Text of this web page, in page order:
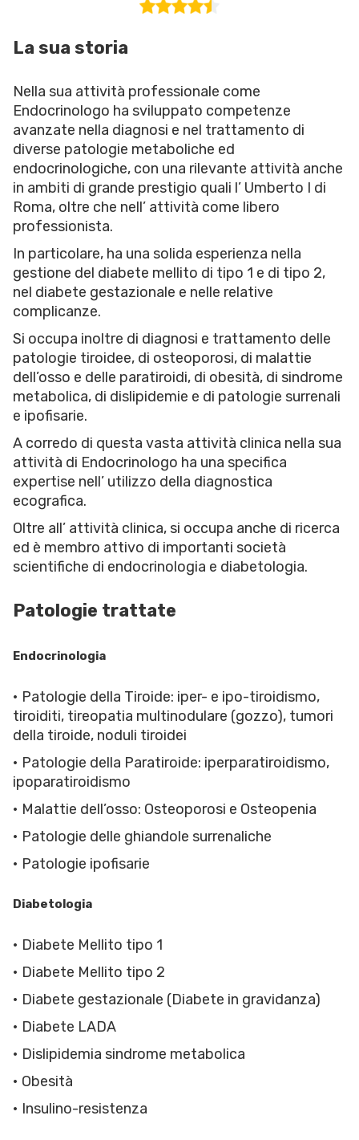
La sua storia
Nella sua attività professionale come
Endocrinologo ha sviluppato competenze
avanzate nella diagnosi e nel trattamento di
diverse patologie metaboliche ed
endocrinologiche, con una rilevante attività anche
in ambiti di grande prestigio quali l’ Umberto I di
Roma, oltre che nell’ attività come libero
professionista.
In particolare, ha una solida esperienza nella
gestione del diabete mellito di tipo 1 e di tipo 2,
nel diabete gestazionale e nelle relative
complicanze.
Si occupa inoltre di diagnosi e trattamento delle
patologie tiroidee, di osteoporosi, di malattie
dell’osso e delle paratiroidi, di obesità, di sindrome
metabolica, di dislipidemie e di patologie surrenali
e ipofisarie.
A corredo di questa vasta attività clinica nella sua
attività di Endocrinologo ha una specifica
expertise nell’ utilizzo della diagnostica
ecografica.
Oltre all’ attività clinica, si occupa anche di ricerca
ed è membro attivo di importanti società
scientifiche di endocrinologia e diabetologia.
Patologie trattate
Endocrinologia
• Patologie della Tiroide: iper- e ipo-tiroidismo,
tiroiditi, tireopatia multinodulare (gozzo), tumori
della tiroide, noduli tiroidei
• Patologie della Paratiroide: iperparatiroidismo,
ipoparatiroidismo
• Malattie dell’osso: Osteoporosi e Osteopenia
• Patologie delle ghiandole surrenaliche
• Patologie ipofisarie
Diabetologia
• Diabete Mellito tipo 1
• Diabete Mellito tipo 2
• Diabete gestazionale (Diabete in gravidanza)
• Diabete LADA
• Dislipidemia sindrome metabolica
• Obesità
• Insulino-resistenza